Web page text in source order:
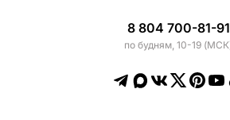
8 804 700-81-91
по будням, 10-19